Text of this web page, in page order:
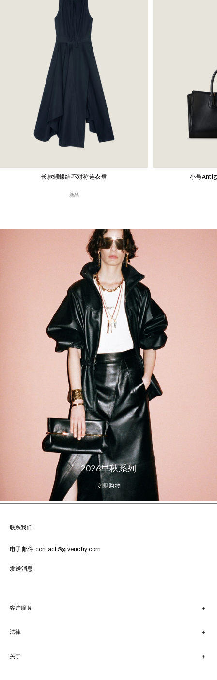
长款蝴蝶结不对称连衣裙
新品
小号
2026早秋系列
立即购物
联系我们
电子邮件 contact@givenchy.com
发送消息
客户服务
法律
关于